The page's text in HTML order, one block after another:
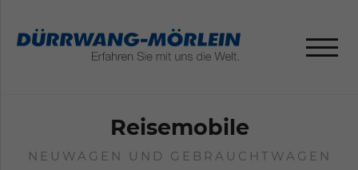
Reisemobile
NEUWAGEN UND GEBRAUCHTWAGEN